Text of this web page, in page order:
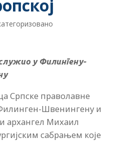
у Филингену-
Српске праволавне
Швенингену и
архангел Михаил
сабрањем које